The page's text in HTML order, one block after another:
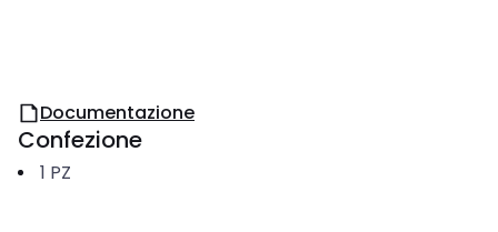
Documentazione
Confezione
1 PZ